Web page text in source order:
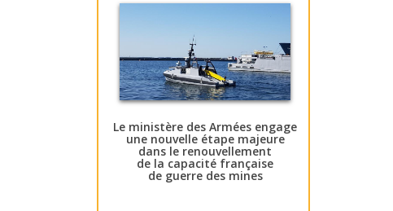
Le ministère des Armées engage
une nouvelle étape majeure
dans le renouvellement
de la capacité française
de guerre des mines